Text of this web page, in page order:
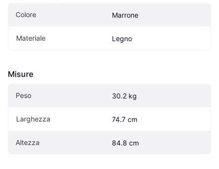
Colore Marrone
Materiale Legno
Misure
Peso 30.2 kg
Larghezza 74.7 cm
Altezza 84.8 cm